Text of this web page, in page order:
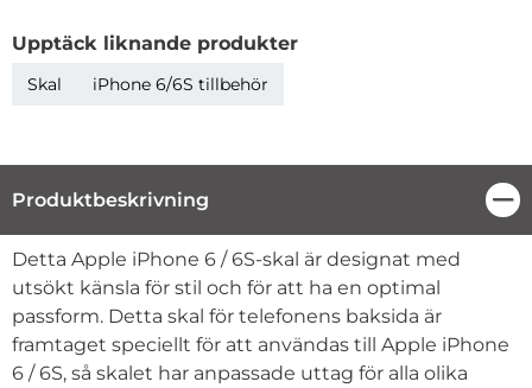
Upptäck liknande produkter
Skal iPhone 6/6S tillbehör
Produktbeskrivning
Produktbeskrivning
Detta Apple iPhone 6 / 6S-skal är designat med
utsökt känsla för stil och för att ha en optimal
passform. Detta skal för telefonens baksida är
framtaget speciellt för att användas till Apple iPhone
6 / 6S, så skalet har anpassade uttag för alla olika